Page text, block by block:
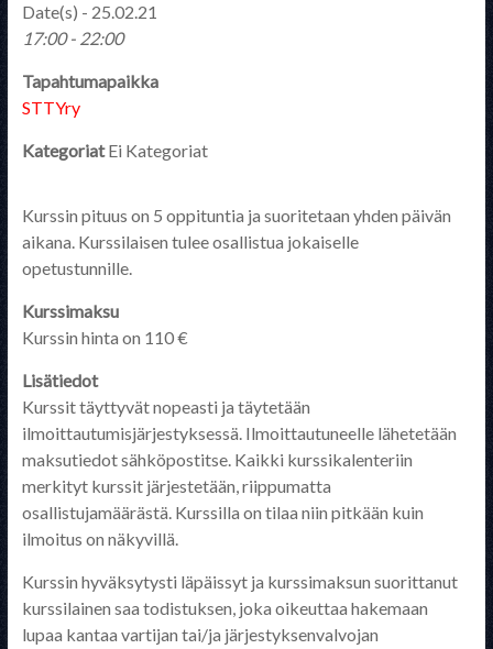
Date(s) - 25.02.21
17:00 - 22:00
Tapahtumapaikka
STTYry
KategoriatEi Kategoriat
Kurssin pituus on 5 oppituntia ja suoritetaan yhden päivän
aikana. Kurssilaisen tulee osallistua jokaiselle
opetustunnille.
Kurssimaksu
Kurssin hinta on 110 €
Lisätiedot
Kurssit täyttyvät nopeasti ja täytetään
ilmoittautumisjärjestyksessä. Ilmoittautuneelle lähetetään
maksutiedot sähköpostitse. Kaikki kurssikalenteriin
merkityt kurssit järjestetään, riippumatta
osallistujamäärästä. Kurssilla on tilaa niin pitkään kuin
ilmoitus on näkyvillä.
Kurssin hyväksytysti läpäissyt ja kurssimaksun suorittanut
kurssilainen saa todistuksen, joka oikeuttaa hakemaan
lupaa kantaa vartijan tai/ja järjestyksenvalvojan